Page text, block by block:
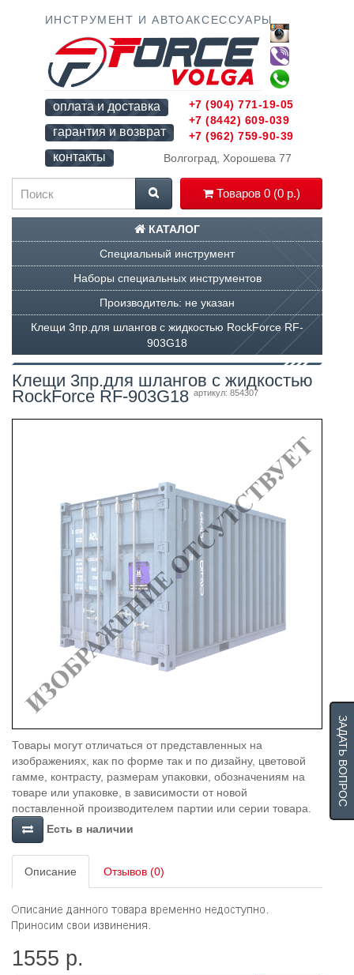
ИНСТРУМЕНТ И АВТОАКСЕССУАРЫ
оплата и доставка
гарантия и возврат
контакты
Волгоград, Хорошева 77
Товаров 0 (0 р.)
+7 (904) 771-19-05
+7 (8442) 609-039
+7 (962) 759-90-39
КАТАЛОГ
Специальный инструмент
Наборы специальных инструментов
Производитель: не указан
Клещи 3пр.для шлангов с жидкостью RockForce RF-
903G18
Клещи 3пр.для шлангов с жидкостью
RockForce RF-903G18 артикул: 854307
Товары могут отличаться от представленных на
изображениях, как по форме так и по дизайну, цветовой
гамме, контрасту, размерам упаковки, обозначениям на
товаре или упаковке, в зависимости от новой
поставленной производителем партии или серии товара.
Есть в наличии
Описание Отзывов (0)
1555 р.
ЗАДАТЬ ВОПРОС